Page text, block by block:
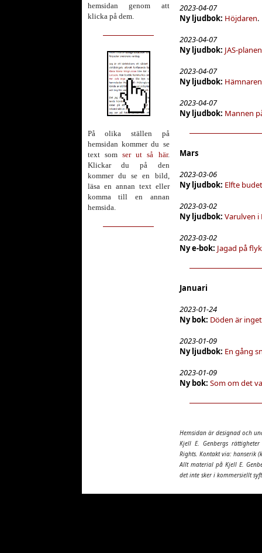
hemsidan genom att
klicka på dem.
På olika ställen på
hemsidan kommer du se
text som ser ut så här.
Klickar du på den
kommer du se en bild,
läsa en annan text eller
komma till en annan
hemsida.
2023-04-07
Ny ljudbok: Höjdaren.
2023-04-07
Ny ljudbok: JAS-planen
2023-04-07
Ny ljudbok:
2023-04-07
Ny ljudbok: Mannen
Mars
2023-03-06
Ny ljudbok: Elfte budet
2023-03-02
Ny ljudbok: Varulven i
2023-03-02
Ny e-bok: Jagad på
Januari
2023-01-24
Ny bok: Döden är
2023-01-09
Ny ljudbok: En gång
2023-01-09
Ny bok: Som om det
Hemsidan är designad och
Kjell E. Genbergs
Rights. Kontakt via: hanserik
Allt material på Kjell E.
det inte sker i kommersiellt